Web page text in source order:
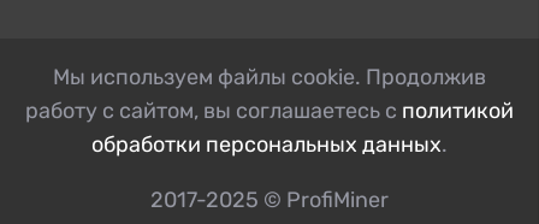
Мы используем файлы cookie. Продолжив
работу с сайтом, вы соглашаетесь с политикой
обработки персональных данных.
2017-2025 © ProfiMiner